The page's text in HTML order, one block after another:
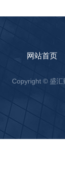
网站首页
Copyright © 盛